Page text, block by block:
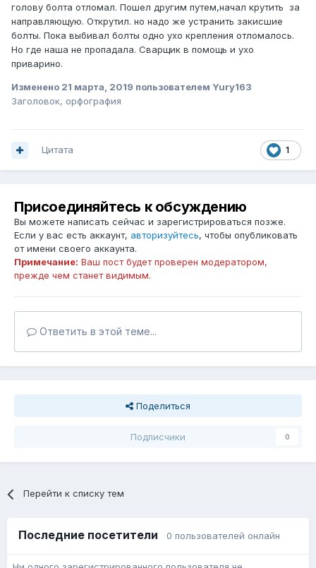
голову болта отломал. Пошел другим путем,начал крутить за
направляющую. Открутил. но надо же устранить закисшие
болты. Пока выбивал болты одно ухо крепления отломалось.
Но где наша не пропадала. Сварщик в помощь и ухо
приварино.
Изменено 21 марта, 2019 пользователем Yury163
Заголовок, орфография
1
Цитата
Присоединяйтесь к обсуждению
Вы можете написать сейчас и зарегистрироваться позже.
Если у вас есть аккаунт, авторизуйтесь, чтобы опубликовать
от имени своего аккаунта.
Примечание: Ваш пост будет проверен модератором,
прежде чем станет видимым.
Ответить в этой теме...
Поделиться
Подписчики 0
Перейти к списку тем
Последние посетители 0 пользователей онлайн